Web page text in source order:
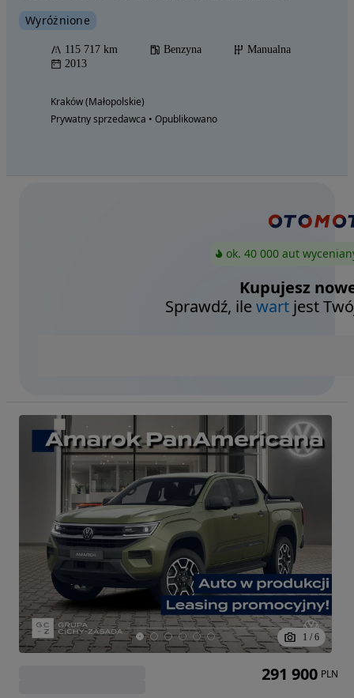
Wyróżnione
115 717 km Benzyna
Manualna
2013
Kraków (Małopolskie)
Prywatny sprzedawca • Opublikowano
ok. 40 000 aut
Kupujesz
Sprawdź, ilewart jest
1 / 6
291 900 PLN